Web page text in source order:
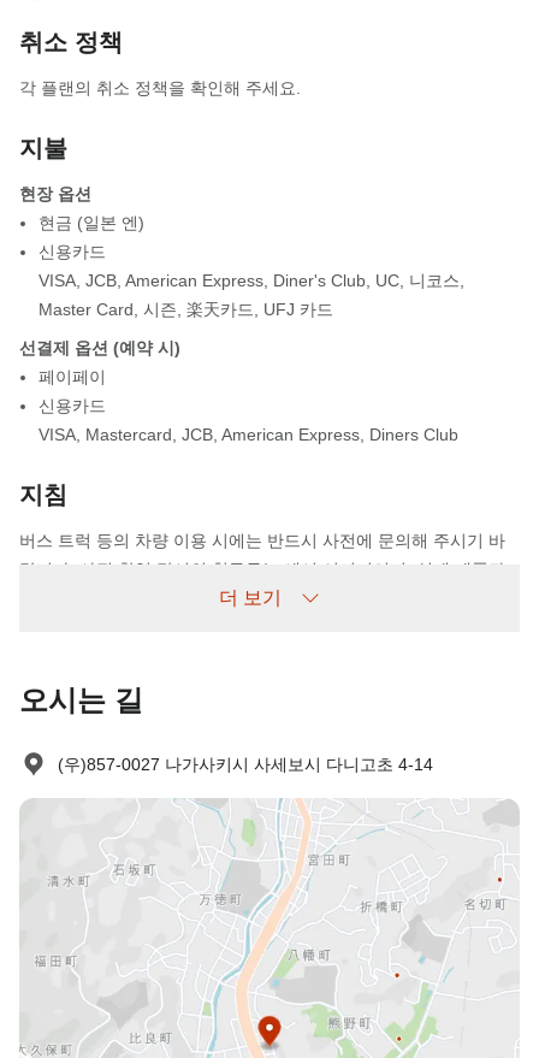
취소 정책
각 플랜의 취소 정책을 확인해 주세요.
지불
현장 옵션
현금 (일본 엔)
신용카드
VISA JCB American Express Diner's Club UC 니코스
Master Card 시즌 楽天카드
UFJ 카드
선결제 옵션 (예약 시)
페이페이
신용카드
VISA Mastercard JCB American Express Diners Club
지침
버스 트럭 등의 차량 이용 시에는 반드시 사전에 문의해 주시기 바
랍니다. 사진 촬영 당시의 침구류는 예시 이미지이며, 실제 제품과
다를 수 있습니다. 사진은 리모델링 전 모습입니다. 체크인이 자정
지 않습니다. 양해 부탁드립니다. (11월 5일 이전에 예약하신 고객
님께 드리는 안내 말씀입니다.)
노쇼 정책
다음과 같이 청구됩니다:
사전 취소 없이 예약 후 나타나지 않을 경우: 숙박비 100% 부과
더 보기
오시는 길
(우)857-0027 나가사키시 사세보시 다니고초 4-14